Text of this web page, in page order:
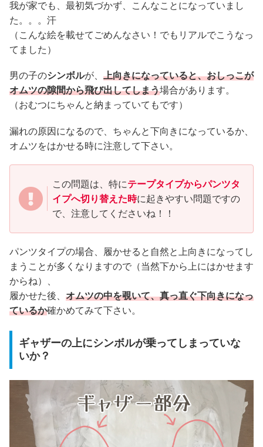
我が家でも、最初気づかず、こんなことになっていまし
た。。。汗
（こんな絵を載せてごめんなさい！でもリアルでこうなっ
てました）
男の子のシンボルが、 上向きになっていると、おしっこが
オムツの隙間から飛び出してしまう場合があります。
（おむつにちゃんと納まっていてもです）
漏れの原因になるので、ちゃんと下向きになっているか、
オムツをはかせる時に注意して下さい。
この問題は、特にテープタイプからパンツタ
イプへ切り替えた時に起きやすい問題ですの
で、注意してくださいね！！
パンツタイプの場合、履かせると自然と上向きになってし
まうことが多くなりますので（当然下から上にはかせます
からね）、
履かせた後、 オムツの中を覗いて、真っ直ぐ下向きになっ
ているか確かめてみて下さい。
ギャザーの上にシンボルが乗ってしまっていな
いか？